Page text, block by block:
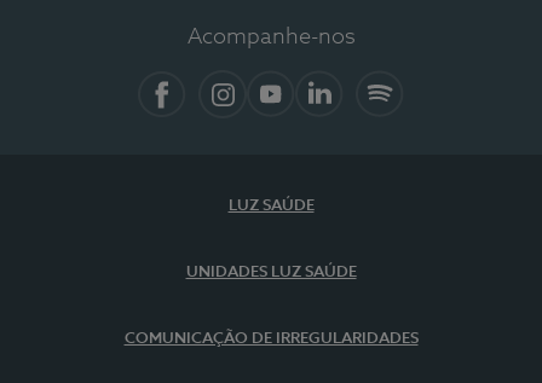
Acompanhe-nos
LUZ SAÚDE
UNIDADES LUZ SAÚDE
COMUNICAÇÃO DE IRREGULARIDADES